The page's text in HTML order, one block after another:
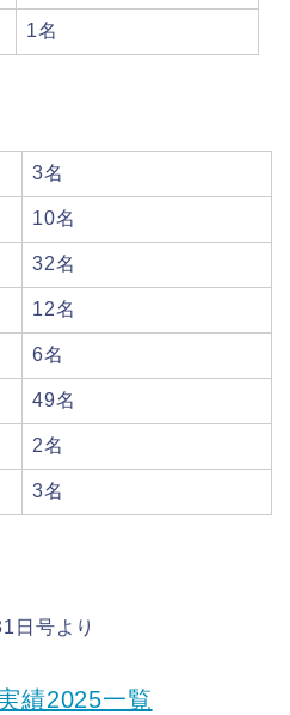
1名
3名
10名
32名
12名
6名
49名
2名
3名
日号より
績2025一覧